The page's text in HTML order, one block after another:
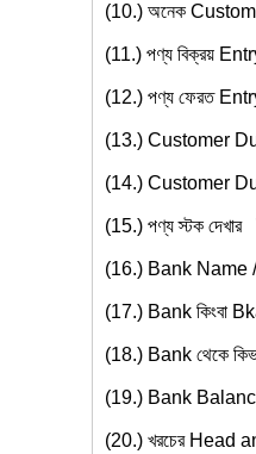
(10.) অনেক
(11.) পণ্য বিক্রয়
(12.) পণ্য ফেরত
(13.) Customer
(14.) Customer
(15.) পণ্য স্টক দেখার
(16.) Bank Name
(17.) Bank কিংবা
(18.) Bank থেকে
(19.) Bank
(20.) খরচের Head